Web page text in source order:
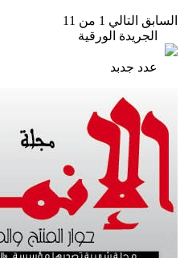
السابق التالي 1 من 11
الجريدة الورقية
عدد جدبد